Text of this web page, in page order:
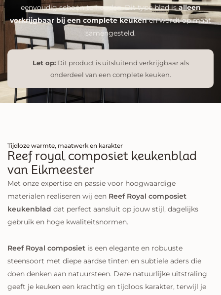
eenvoudig schoon te houden. Dit type blad isalleen
verkrijgbaar bij een complete keukenen wordt op maat
samengesteld.
Let op:Dit product is uitsluitend verkrijgbaar als
onderdeel van een complete keuken.
Tijdloze warmte, maatwerk en karakter
Reef royal composiet keukenblad
van Eikmeester
Met onze expertise en passie voor hoogwaardige
materialen realiseren wij een Reef Royal composiet
keukenblad dat perfect aansluit op jouw stijl, dagelijks
gebruik en hoge kwaliteitsnormen.
Reef Royal composiet is een elegante en robuuste
steensoort met diepe aardse tinten en subtiele aders die
doen denken aan natuursteen. Deze natuurlijke uitstraling
geeft je keuken een krachtig en tijdloos karakter, terwijl je